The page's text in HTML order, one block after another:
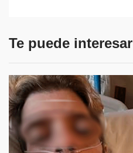
Te puede interesar